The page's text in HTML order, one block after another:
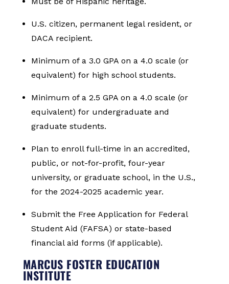
U.S. citizen, permanent legal resident, or
DACA recipient.
Minimum of a 3.0 GPA on a 4.0 scale (or
equivalent) for high school students.
Minimum of a 2.5 GPA on a 4.0 scale (or
equivalent) for undergraduate and
graduate students.
Plan to enroll full-time in an accredited,
public, or not-for-profit, four-year
university, or graduate school, in the U.S.,
for the 2024-2025 academic year.
Submit the Free Application for Federal
Student Aid (FAFSA) or state-based
financial aid forms (if applicable).
MARCUS FOSTER EDUCATION
INSTITUTE